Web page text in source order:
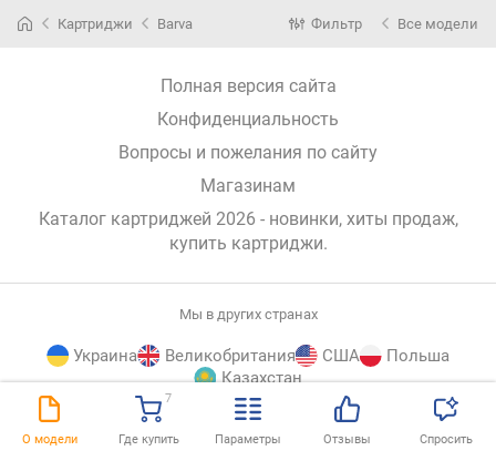
О модели Где купить
7
Параметры Отзывы Спросить
Картриджи Barva Фильтр Все модели
Полная версия сайта
Конфиденциальность
Вопросы и пожелания по сайту
Магазинам
Каталог картриджей 2026 - новинки, хиты продаж,
купить картриджи.
Мы в других странах
Украина Великобритания США
Польша
Казахстан
Katalog
© E-Katalog, 2026 НАВЕРХ